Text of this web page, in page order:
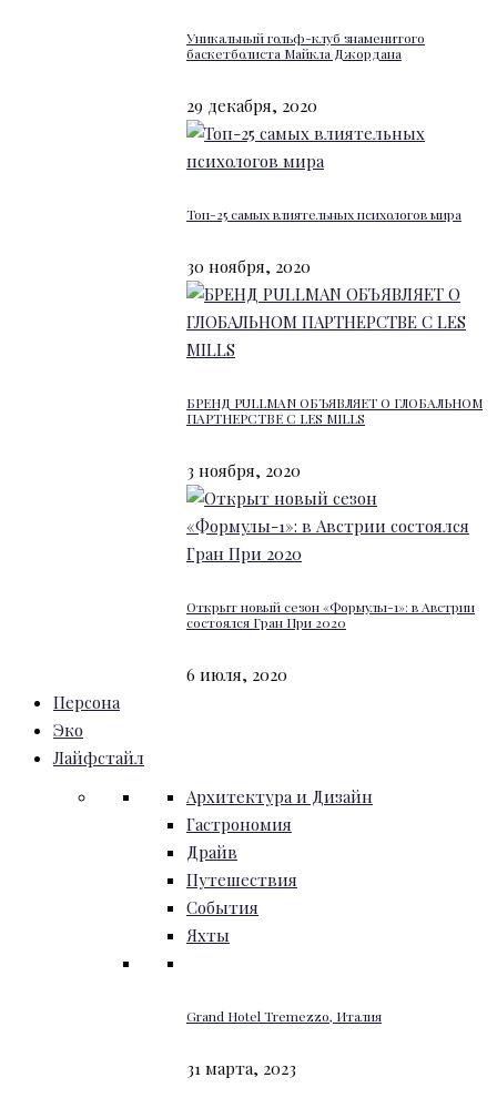
Уникальный гольф-клуб знаменитого
баскетболиста Майкла Джордана
29 декабря, 2020
Топ-25 самых влиятельных психологов мира
30 ноября, 2020
БРЕНД PULLMAN ОБЪЯВЛЯЕТ О ГЛОБАЛЬНОМ
ПАРТНЕРСТВЕ С LES MILLS
3 ноября, 2020
Открыт новый сезон «Формулы-1»: в Австрии
состоялся Гран При 2020
6 июля, 2020
Персона
Эко
Лайфстайл
Архитектура и Дизайн
Гастрономия
Драйв
Путешествия
События
Яхты
Grand Hotel Tremezzo, Италия
31 марта, 2023